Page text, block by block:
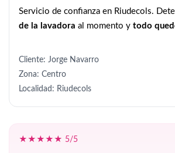
Servicio de confianza en Riudecols.
de la lavadora al momento y todo
Cliente: Jorge Navarro
Zona: Centro
Localidad: Riudecols
★★★★★ 5/5